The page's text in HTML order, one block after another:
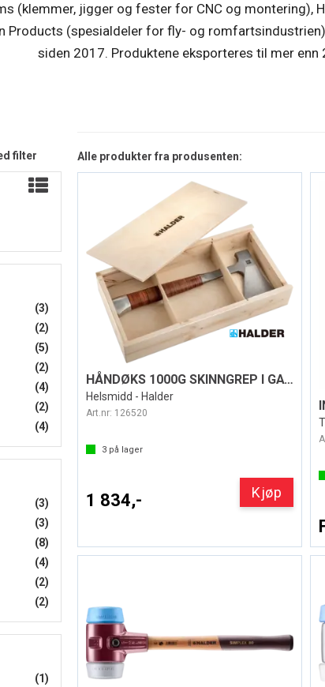
(klemmer, jigger og fester for CNC og montering),
Products (spesialdeler for fly- og
siden 2017. Produktene eksporteres til mer
filter
(3)
(2)
(5)
(2)
(4)
(2)
(4)
(3)
(3)
(8)
(4)
(2)
(2)
(1)
Alle produkter fra produsenten:
HÅNDØKS 1000G SKINNGREP I GAVEESKE
Helsmidd - Halder
Art.nr: 126520
3på lager
1 834,- Kjøp